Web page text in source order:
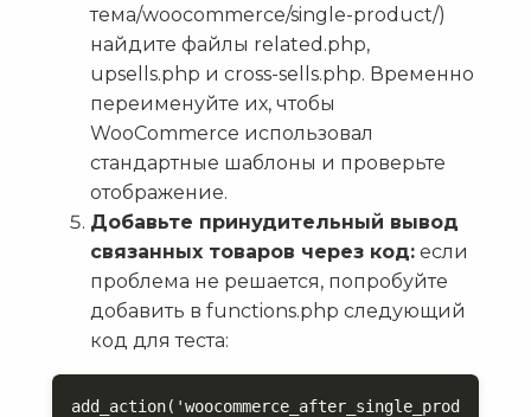
тема/woocommerce/single-product/)
найдите файлы related.php,
upsells.php и cross-sells.php. Временно
переименуйте их, чтобы
WooCommerce использовал
стандартные шаблоны и проверьте
отображение.
Добавьте принудительный вывод
связанных товаров через код: если
проблема не решается, попробуйте
добавить в functions.php следующий
код для теста:
add_action('woocommerce_after_single_prod